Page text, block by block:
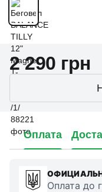
2 290 грн
Оплата
Оплата до